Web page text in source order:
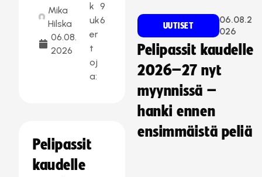
Mika
Hilska
06.08.
2026
k
uk
er
t
oj
a:
9
6
Pelipassit
kaudelle
UUTISET
06.08.2
026
Pelipassit kaudelle
2026–27 nyt
myynnissä –
hanki ennen
ensimmäistä peliä